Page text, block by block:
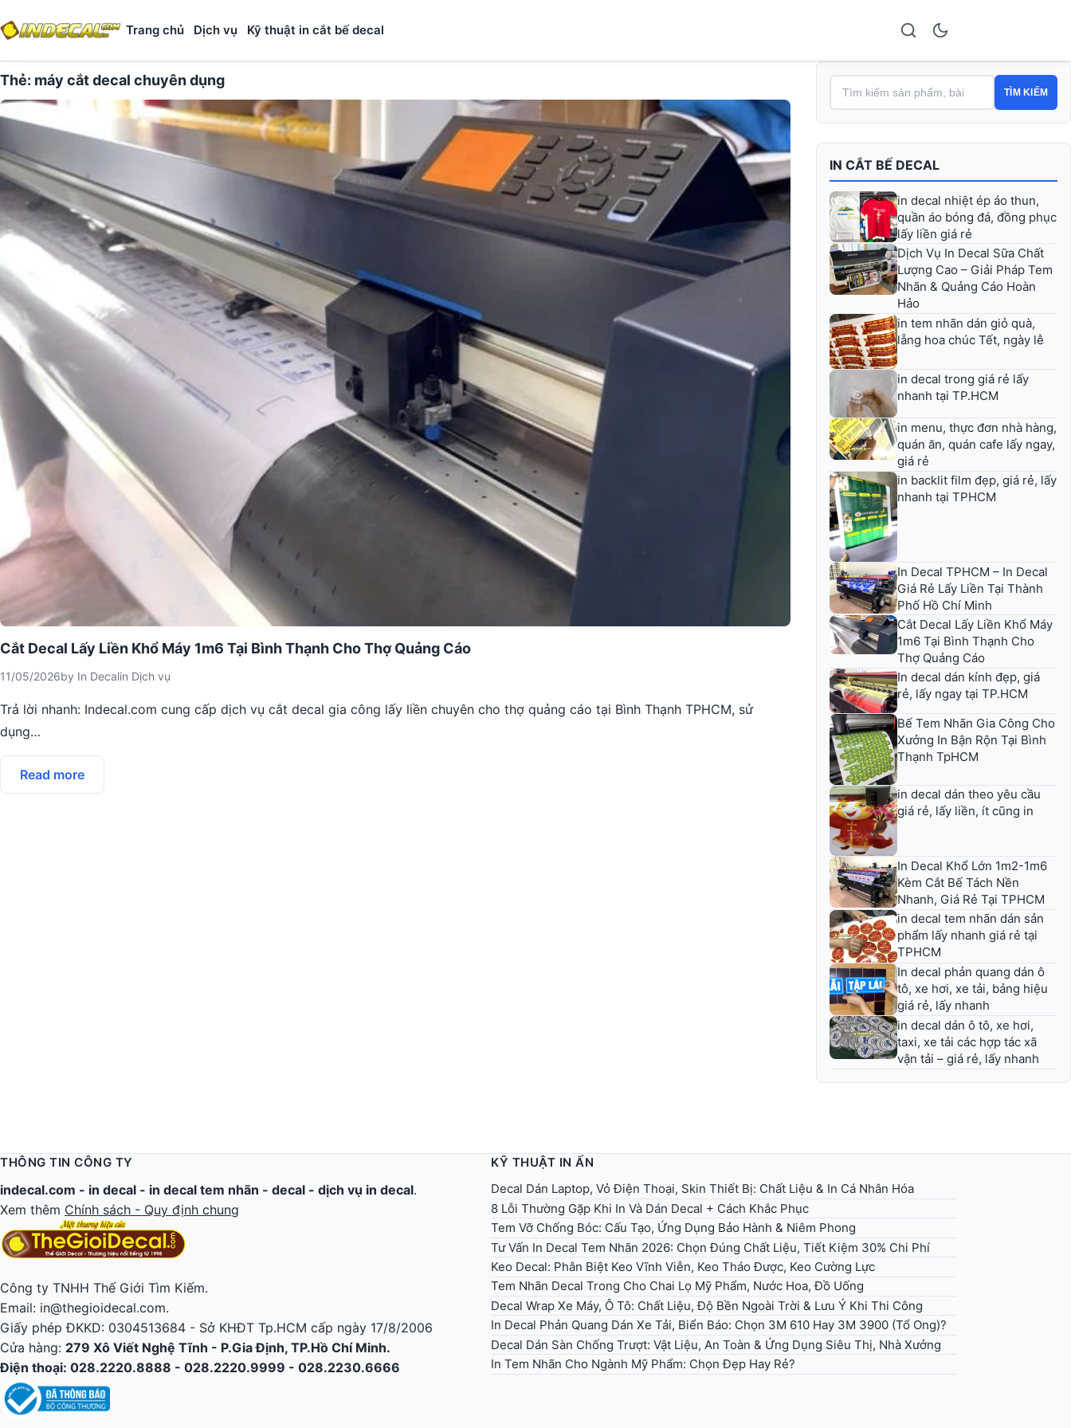
Trang chủ Dịch vụ Kỹ thuật in cắt bế decal
Thẻ: máy cắt decal chuyên dụng
Cắt Decal Lấy Liền Khổ Máy 1m6 Tại Bình Thạnh Cho Thợ Quảng Cáo
11/05/2026by In Decalin Dịch vụ
Trả lời nhanh: Indecal.com cung cấp dịch vụ cắt decal gia công lấy liền chuyên cho thợ quảng cáo tại Bình Thạnh TPHCM, sử
dụng…
Read more
TÌM KIẾM
IN CẮT BẾ DECAL
in decal nhiệt ép áo thun,
quần áo bóng đá, đồng phục
lấy liền giá rẻ
Dịch Vụ In Decal Sữa Chất
Lượng Cao – Giải Pháp Tem
Nhãn & Quảng Cáo Hoàn
Hảo
in tem nhãn dán giỏ quà,
lẵng hoa chúc Tết, ngày lễ
in decal trong giá rẻ lấy
nhanh tại TP.HCM
in menu, thực đơn nhà hàng,
quán ăn, quán cafe lấy ngay,
giá rẻ
in backlit film đẹp, giá rẻ, lấy
nhanh tại TPHCM
In Decal TPHCM – In Decal
Giá Rẻ Lấy Liền Tại Thành
Phố Hồ Chí Minh
Cắt Decal Lấy Liền Khổ Máy
1m6 Tại Bình Thạnh Cho
Thợ Quảng Cáo
In decal dán kính đẹp, giá
rẻ, lấy ngay tại TP.HCM
Bế Tem Nhãn Gia Công Cho
Xưởng In Bận Rộn Tại Bình
Thạnh TpHCM
in decal dán theo yêu cầu
giá rẻ, lấy liền, ít cũng in
In Decal Khổ Lớn 1m2-1m6
Kèm Cắt Bế Tách Nền
Nhanh, Giá Rẻ Tại TPHCM
in decal tem nhãn dán sản
phẩm lấy nhanh giá rẻ tại
TPHCM
In decal phản quang dán ô
tô, xe hơi, xe tải, bảng hiệu
giá rẻ, lấy nhanh
in decal dán ô tô, xe hơi,
taxi, xe tải các hợp tác xã
vận tải – giá rẻ, lấy nhanh
THÔNG TIN CÔNG TY
indecal.com - in decal - in decal tem nhãn - decal - dịch vụ in decal.
Xem thêm Chính sách - Quy định chung
Công ty TNHH Thế Giới Tìm Kiếm.
Email: in@thegioidecal.com.
Giấy phép ĐKKD: 0304513684 - Sở KHĐT Tp.HCM cấp ngày 17/8/2006
Cửa hàng: 279 Xô Viết Nghệ Tĩnh - P.Gia Định, TP.Hồ Chí Minh.
Điện thoại: 028.2220.8888 - 028.2220.9999 - 028.2230.6666
KỸ THUẬT IN ẤN
Decal Dán Laptop, Vỏ Điện Thoại, Skin Thiết Bị: Chất Liệu & In Cá Nhân Hóa
8 Lỗi Thường Gặp Khi In Và Dán Decal + Cách Khắc Phục
Tem Vỡ Chống Bóc: Cấu Tạo, Ứng Dụng Bảo Hành & Niêm Phong
Tư Vấn In Decal Tem Nhãn 2026: Chọn Đúng Chất Liệu, Tiết Kiệm 30% Chi Phí
Keo Decal: Phân Biệt Keo Vĩnh Viễn, Keo Tháo Được, Keo Cường Lực
Tem Nhãn Decal Trong Cho Chai Lọ Mỹ Phẩm, Nước Hoa, Đồ Uống
Decal Wrap Xe Máy, Ô Tô: Chất Liệu, Độ Bền Ngoài Trời & Lưu Ý Khi Thi Công
In Decal Phản Quang Dán Xe Tải, Biển Báo: Chọn 3M 610 Hay 3M 3900 (Tổ Ong)?
Decal Dán Sàn Chống Trượt: Vật Liệu, An Toàn & Ứng Dụng Siêu Thị, Nhà Xưởng
In Tem Nhãn Cho Ngành Mỹ Phẩm: Chọn Đẹp Hay Rẻ?